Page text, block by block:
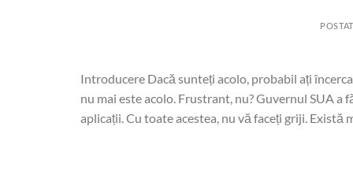
Introducere Dacă sunteți acolo, probabil ați
nu mai este acolo. Frustrant, nu? Guvernul SUA
aplicații. Cu toate acestea, nu vă faceți griji.